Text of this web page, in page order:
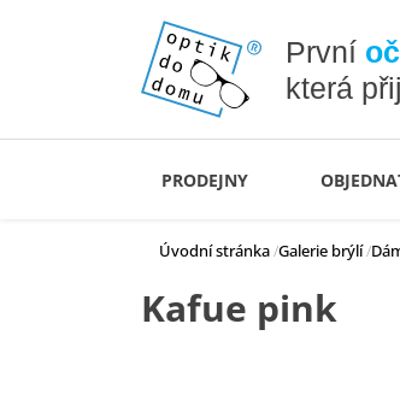
První
která
PRODEJNY
Úvodní stránka Galerie brýlí
Kafue pink